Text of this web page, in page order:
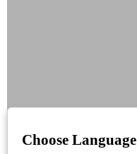
Choose Language